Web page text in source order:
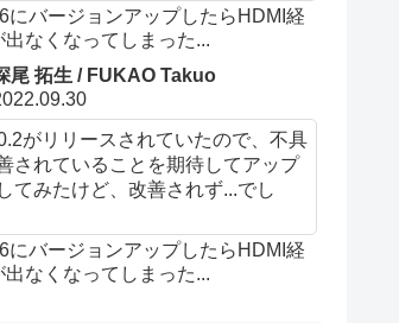
にバージョンアップしたらHDMI経
出なくなってしまった...
尾 拓生 / FUKAO Takuo
がリリースされていたので、不具
されていることを期待してアップ
てみたけど、改善されず...でし
にバージョンアップしたらHDMI経
出なくなってしまった...